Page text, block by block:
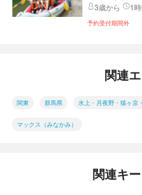
3歳から
1
予約受付期間外
関連
関東 群馬県 水上・月夜野・猿ヶ京
マックス（みなかみ）
関連キ